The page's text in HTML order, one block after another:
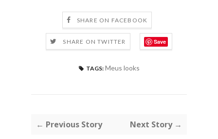
SHARE ON FACEBOOK
SHARE ON TWITTER Save
TAGS: Meus looks
← Previous Story Next Story →